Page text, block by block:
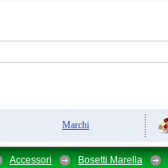
Marchi
Accessori Bosetti Marella